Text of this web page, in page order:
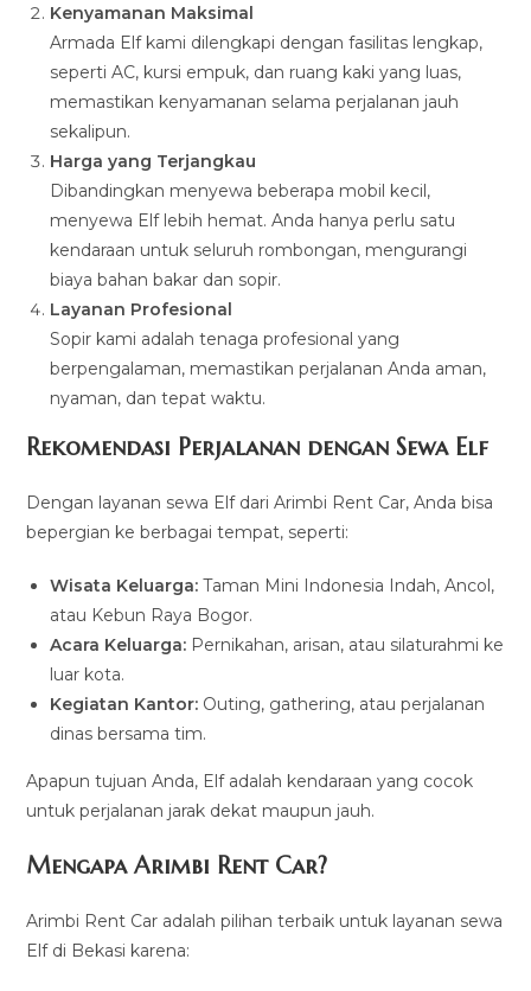
Kenyamanan Maksimal
Armada Elf kami dilengkapi dengan fasilitas lengkap,
seperti AC, kursi empuk, dan ruang kaki yang luas,
memastikan kenyamanan selama perjalanan jauh
sekalipun.
Harga yang Terjangkau
Dibandingkan menyewa beberapa mobil kecil,
menyewa Elf lebih hemat. Anda hanya perlu satu
kendaraan untuk seluruh rombongan, mengurangi
biaya bahan bakar dan sopir.
Layanan Profesional
Sopir kami adalah tenaga profesional yang
berpengalaman, memastikan perjalanan Anda aman,
nyaman, dan tepat waktu.
Rekomendasi Perjalanan dengan Sewa Elf
Dengan layanan sewa Elf dari Arimbi Rent Car, Anda bisa
bepergian ke berbagai tempat, seperti:
Wisata Keluarga: Taman Mini Indonesia Indah, Ancol,
atau Kebun Raya Bogor.
Acara Keluarga: Pernikahan, arisan, atau silaturahmi ke
luar kota.
Kegiatan Kantor: Outing, gathering, atau perjalanan
dinas bersama tim.
Apapun tujuan Anda, Elf adalah kendaraan yang cocok
untuk perjalanan jarak dekat maupun jauh.
Mengapa Arimbi Rent Car?
Arimbi Rent Car adalah pilihan terbaik untuk layanan sewa
Elf di Bekasi karena: